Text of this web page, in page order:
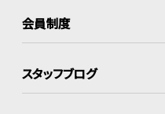
会員制度
スタッフブログ